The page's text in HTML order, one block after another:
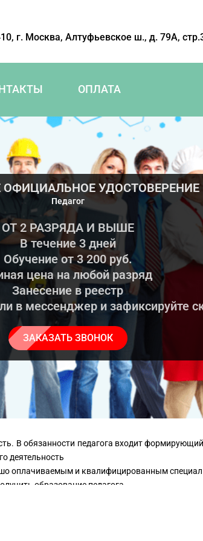
г. Москва, Алтуфьевское ш., д. 79А,
ОПЛАТА
УДОСТОВЕРЕНИЕ
Педагог
ОТ 2 РАЗРЯДА И ВЫШЕ
В течение 3 дней
Обучение от 3 200 руб.
цена на любой разряд
Занесение в реестр
в мессенджер и зафиксируйте
ЗАКАЗАТЬ ЗВОНОК
В обязанности педагога входит
деятельность
оплачиваемым и квалифицированным
образование педагога.